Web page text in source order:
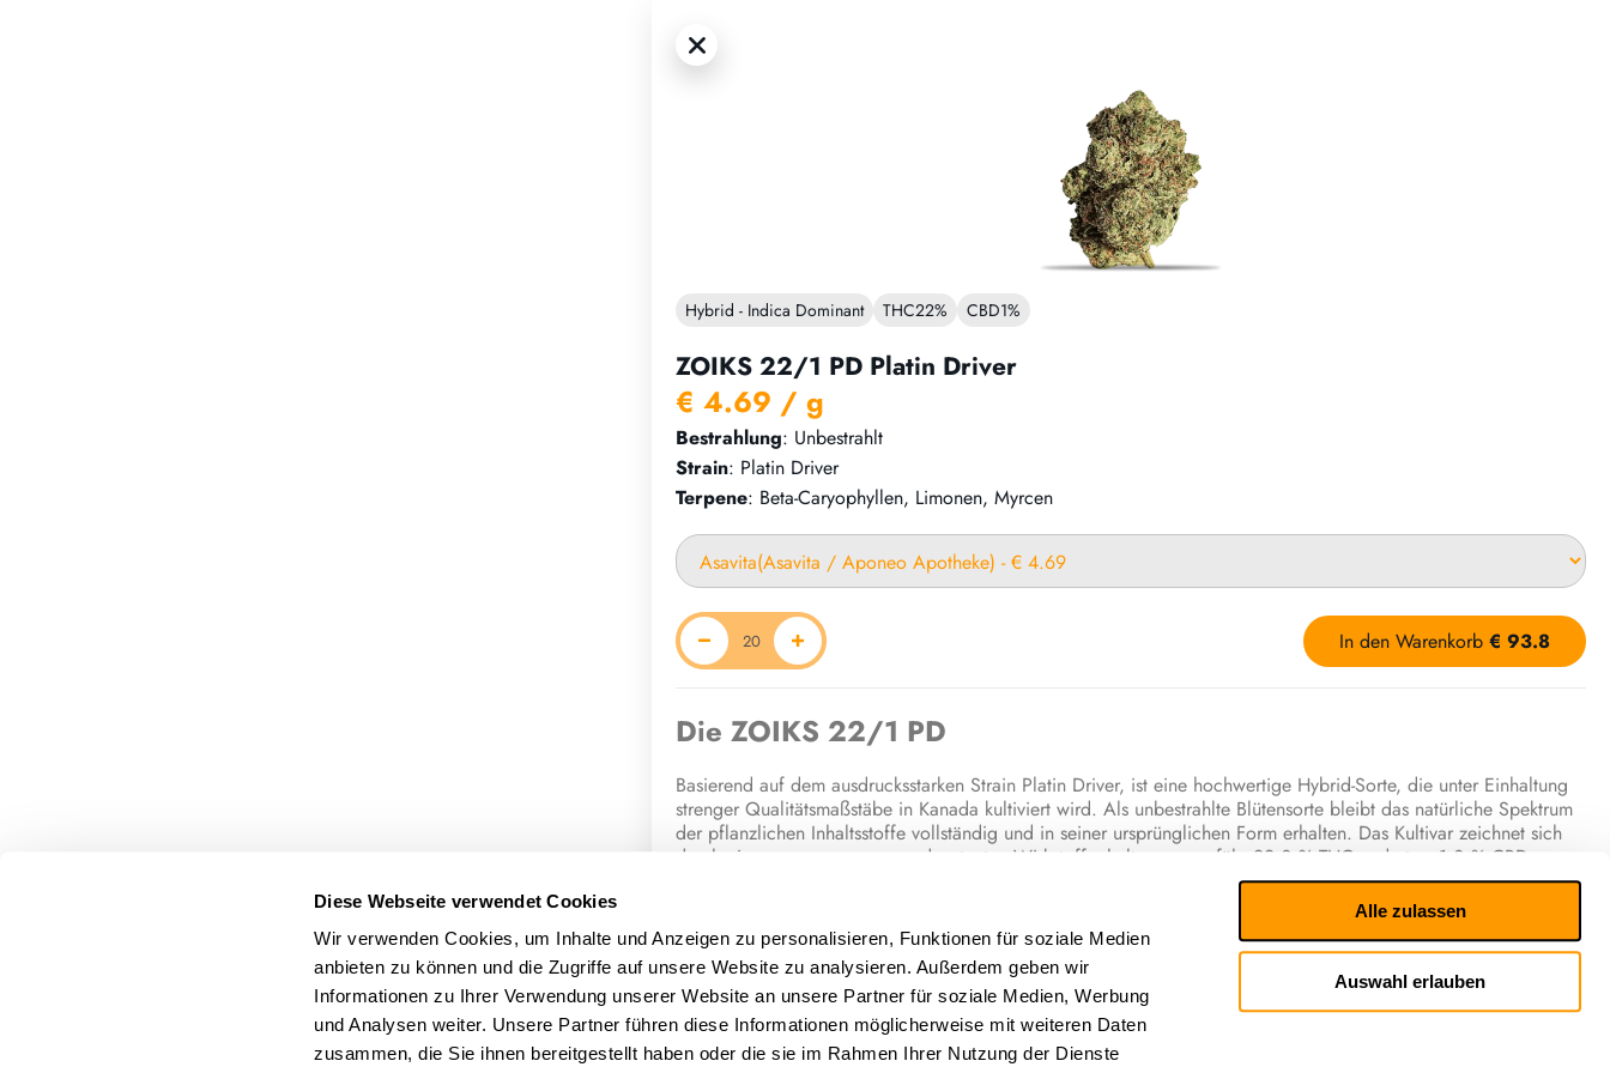
Diese Webseite verwendet Cookies
Wir verwenden Cookies, um Inhalte und Anzeigen zu personalisieren, Funktionen für soziale Medien
anbieten zu können und die Zugriffe auf unsere Website zu analysieren. Außerdem geben wir
Informationen zu Ihrer Verwendung unserer Website an unsere Partner für soziale Medien, Werbung
und Analysen weiter. Unsere Partner führen diese Informationen möglicherweise mit weiteren Daten
zusammen, die Sie ihnen bereitgestellt haben oder die sie im Rahmen Ihrer Nutzung der Dienste
Alle zulassen
Auswahl erlauben
Hybrid - Indica Dominant THC22% CBD1%
ZOIKS 22/1 PD Platin Driver
€ 4.69 / g
Bestrahlung: Unbestrahlt
Strain: Platin Driver
Terpene: Beta-Caryophyllen, Limonen, Myrcen
In den Warenkorb € 93.8
Die ZOIKS 22/1 PD
Basierend auf dem ausdrucksstarken Strain Platin Driver, ist eine hochwertige Hybrid-Sorte, die unter Einhaltung
strenger Qualitätsmaßstäbe in Kanada kultiviert wird. Als unbestrahlte Blütensorte bleibt das natürliche Spektrum
der pflanzlichen Inhaltsstoffe vollständig und in seiner ursprünglichen Form erhalten. Das Kultivar zeichnet sich
durch einen ausgewogenen und potenten Wirkstoffgehalt von ungefähr 22,0 % THC und etwa 1,0 % CBD aus.
Das sensorische Profil dieser Genetik präsentiert sich als eine besonders vielschichtige, süß-würzige und
harmonische Kombination: Die spritzige Vitalität von Citrus verschmilzt perfekt mit einer verlockenden Süße,
pikanten würzebetonten Akzenten und feinen holzigen Nuancen. Getragen und tiefgründig abgerundet wird
dieses reiche Geschmackserlebnis durch ein solides, erdiges Fundament sowie eine charakterstarke Diesel-Note.
Das phytochemische Fundament wird durch eine bewährte Terpenstruktur getragen, die sich primär aus dem
präzise abgestimmten Zusammenspiel der dominanten Hauptterpene Limonen, Beta-Caryophyllen und Myrcen
(Beta-Myrcen) zusammensetzt.